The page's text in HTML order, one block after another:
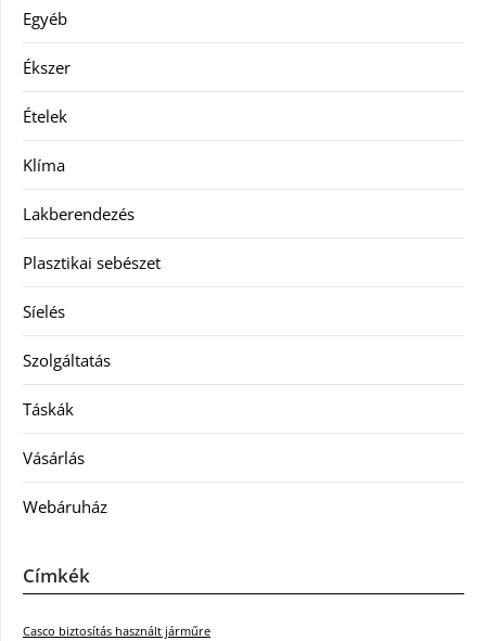
Egyéb
Ékszer
Ételek
Klíma
Lakberendezés
Plasztikai sebészet
Síelés
Szolgáltatás
Táskák
Vásárlás
Webáruház
Címkék
Casco biztosítás használt járműre